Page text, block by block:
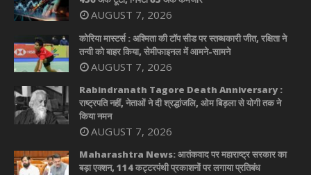
AUGUST 7, 2026
कोरिया मास्टर्स : अश्मिता की टॉप सीड पर स्तब्धकारी जीत, रक्षिता ने
तन्वी को बाहर किया, सेमीफाइनल में आमने-सामने
AUGUST 7, 2026
Rabindranath Tagore Death Anniversary :
राष्ट्रपति नहीं, नेताओं ने दी श्रद्धांजलि, ओम बिड़ला से योगी तक ने
किया नमन
AUGUST 7, 2026
Maharashtra News: आतंकवाद पर महाराष्ट्र सरकार का
बड़ा एक्शन, 114 कट्टरपंथी प्रकाशनों पर लगाया प्रतिबंध